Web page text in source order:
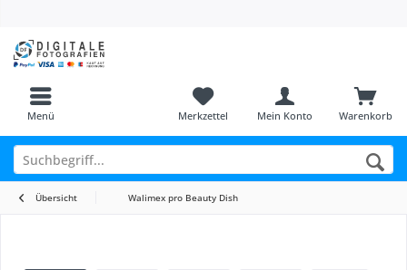
Menü Warenkorb
Merkzettel Mein Konto
Übersicht Walimex pro Beauty Dish